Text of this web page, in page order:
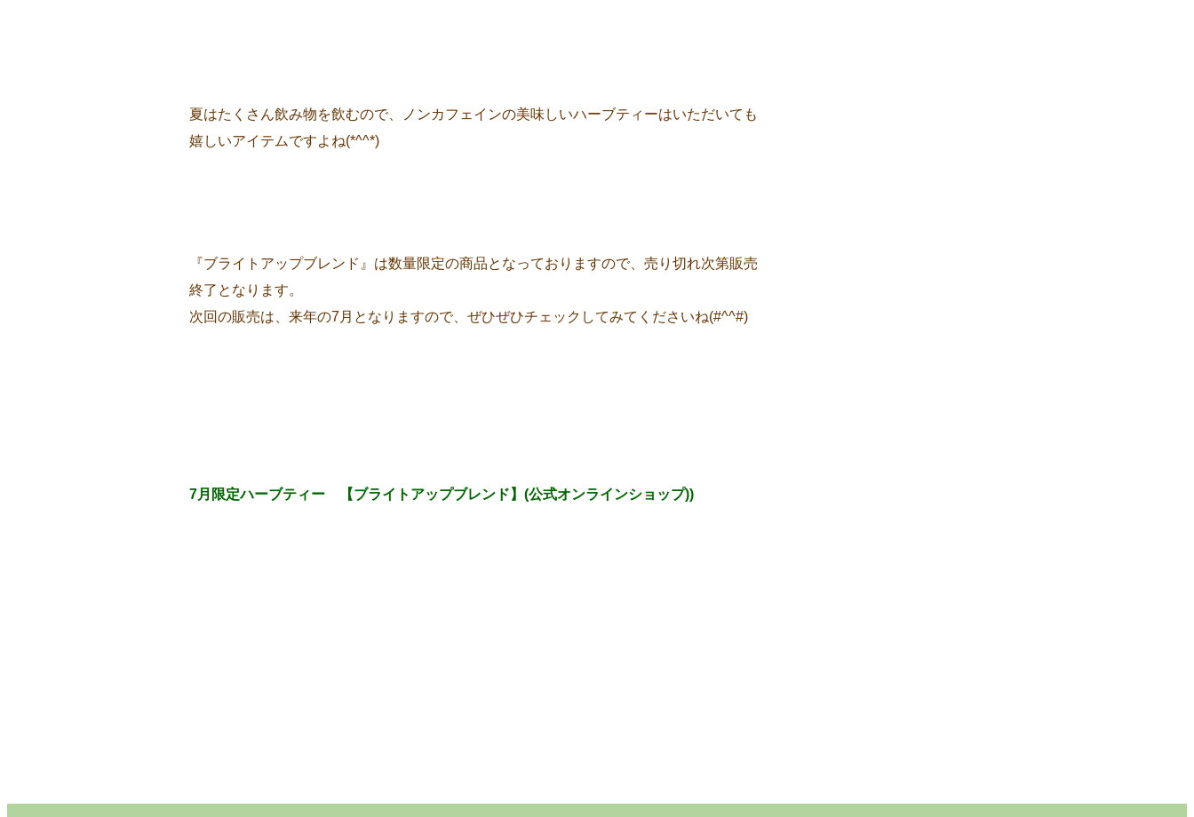
夏はたくさん飲み物を飲むので、ノンカフェインの美味しいハーブティーはいただいても
嬉しいアイテムですよね(*^^*)
『ブライトアップブレンド』は数量限定の商品となっておりますので、売り切れ次第販売
終了となります。
次回の販売は、来年の7月となりますので、ぜひぜひチェックしてみてくださいね(#^^#)
7月限定ハーブティー 【ブライトアップブレンド】(公式オンラインショップ))